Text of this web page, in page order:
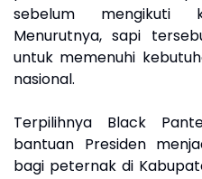
sebelum mengikuti
Menurutnya, sapi
untuk memenuhi
nasional.
Terpilihnya Black
bantuan Presiden
bagi peternak di